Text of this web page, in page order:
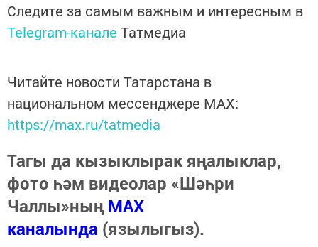
Следите за самым важным и интересным в
Telegram-канале Татмедиа
Читайте новости Татарстана в
национальном мессенджере MАХ:
https://max.ru/tatmedia
Тагы да кызыклырак яңалыклар,
фото һәм видеолар «Шәһри
Чаллы»ныңMAX
каналында (язылыгыз).